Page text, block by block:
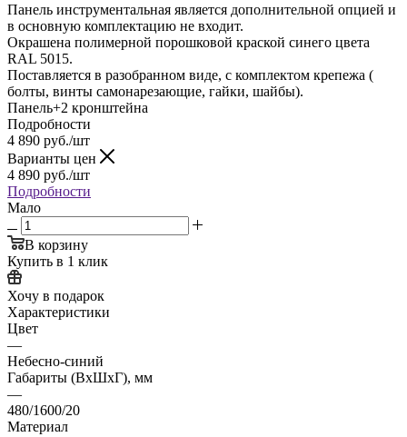
Панель инструментальная является дополнительной опцией и
в основную комплектацию не входит.
Окрашена полимерной порошковой краской синего цвета
RAL 5015.
Поставляется в разобранном виде, с комплектом крепежа (
болты, винты самонарезающие, гайки, шайбы).
Панель+2 кронштейна
Подробности
4 890 руб./шт
Варианты цен
4 890 руб./шт
Подробности
Мало
В корзину
Купить в 1 клик
Хочу в подарок
Характеристики
Цвет
—
Небесно-синий
Габариты (ВхШхГ), мм
—
480/1600/20
Материал